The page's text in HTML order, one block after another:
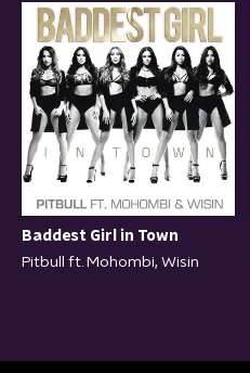
Baddest Girl in Town
Pitbull ft. Mohombi, Wisin